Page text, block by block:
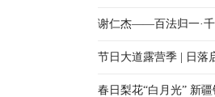
谢仁杰——百法归一·
节日大道露营季 | 日落
生活新方式！
春日梨花“白月光” 新